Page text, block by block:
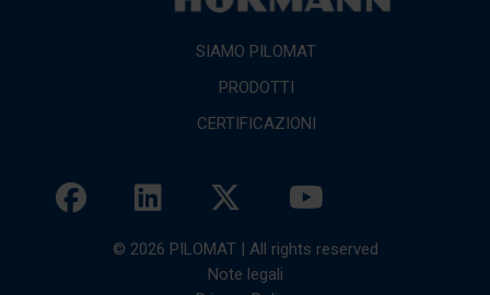
SIAMO PILOMAT
PRODOTTI
CERTIFICAZIONI
© 2026 PILOMAT | All rights reserved
Note legali